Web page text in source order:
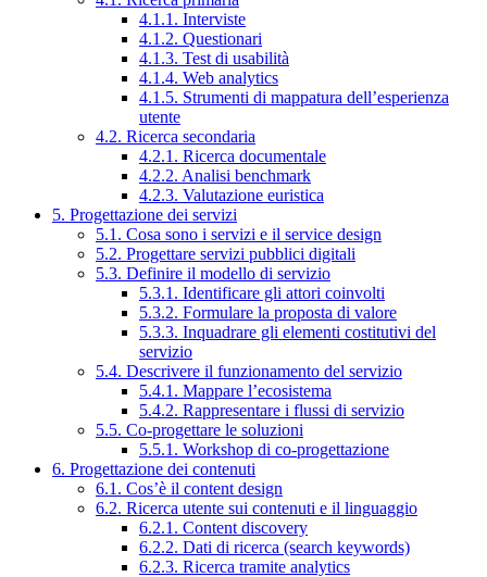
4.1.1. Interviste
4.1.2. Questionari
4.1.3. Test di usabilità
4.1.4. Web analytics
4.1.5. Strumenti di mappatura dell’esperienza
utente
4.2. Ricerca secondaria
4.2.1. Ricerca documentale
4.2.2. Analisi benchmark
4.2.3. Valutazione euristica
5. Progettazione dei servizi
5.1. Cosa sono i servizi e il service design
5.2. Progettare servizi pubblici digitali
5.3. Definire il modello di servizio
5.3.1. Identificare gli attori coinvolti
5.3.2. Formulare la proposta di valore
5.3.3. Inquadrare gli elementi costitutivi del
servizio
5.4. Descrivere il funzionamento del servizio
5.4.1. Mappare l’ecosistema
5.4.2. Rappresentare i flussi di servizio
5.5. Co-progettare le soluzioni
5.5.1. Workshop di co-progettazione
6. Progettazione dei contenuti
6.1. Cos’è il content design
6.2. Ricerca utente sui contenuti e il linguaggio
6.2.1. Content discovery
6.2.2. Dati di ricerca (search keywords)
6.2.3. Ricerca tramite analytics